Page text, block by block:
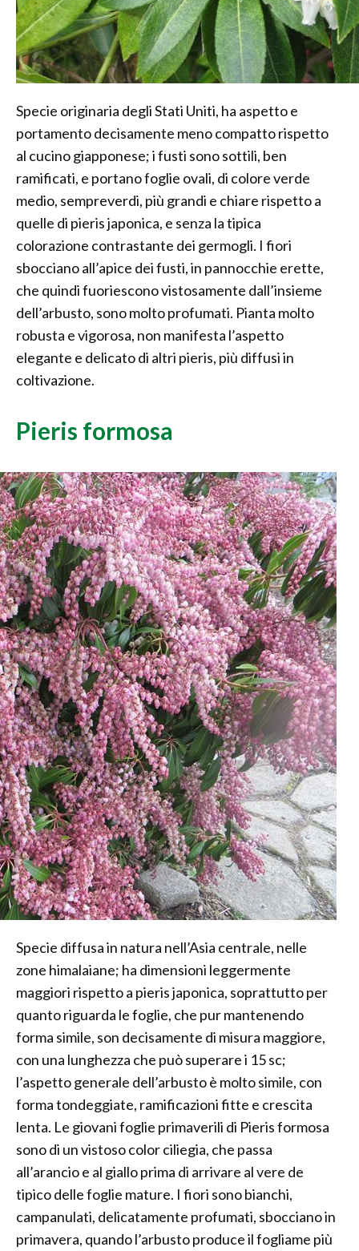
Specie originaria degli Stati Uniti, ha aspetto e
portamento decisamente meno compatto rispetto
al cucino giapponese; i fusti sono sottili, ben
ramificati, e portano foglie ovali, di colore verde
medio, sempreverdi, più grandi e chiare rispetto a
quelle di pieris japonica, e senza la tipica
colorazione contrastante dei germogli. I fiori
sbocciano all’apice dei fusti, in pannocchie erette,
che quindi fuoriescono vistosamente dall’insieme
dell’arbusto, sono molto profumati. Pianta molto
robusta e vigorosa, non manifesta l’aspetto
elegante e delicato di altri pieris, più diffusi in
coltivazione.
Pieris formosa
Specie diffusa in natura nell’Asia centrale, nelle
zone himalaiane; ha dimensioni leggermente
maggiori rispetto a pieris japonica, soprattutto per
quanto riguarda le foglie, che pur mantenendo
forma simile, son decisamente di misura maggiore,
con una lunghezza che può superare i 15 sc;
l’aspetto generale dell’arbusto è molto simile, con
forma tondeggiate, ramificazioni fitte e crescita
lenta. Le giovani foglie primaverili di Pieris formosa
sono di un vistoso color ciliegia, che passa
all’arancio e al giallo prima di arrivare al vere de
tipico delle foglie mature. I fiori sono bianchi,
campanulati, delicatamente profumati, sbocciano in
primavera, quando l’arbusto produce il fogliame più